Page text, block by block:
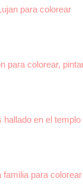
para colorear
para colorear,
hallado en el
familia para